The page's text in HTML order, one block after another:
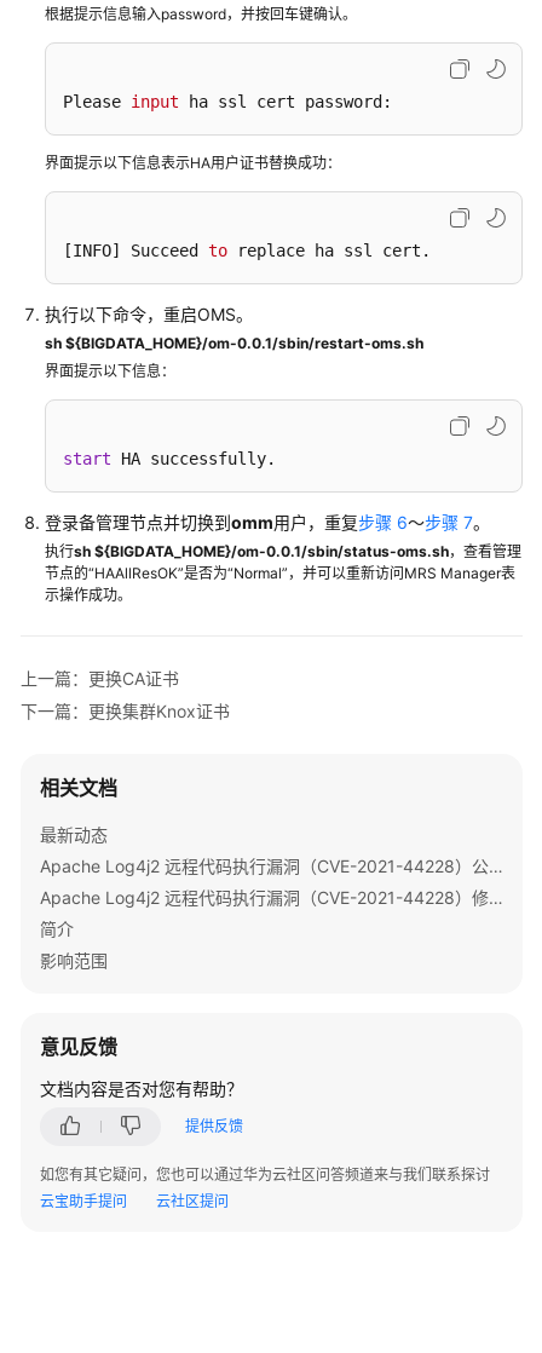
互
信
理
群
证
书
更
更
换
HA
更
换
MRS
加
修
MRS
集
根据提示信息输入password，并按回车键确认。
Please input ha ssl cert password:
界面提示以下信息表示HA用户证书替换成功：
[INFO] Succeed to replace ha ssl cert.
执行以下命令，重启OMS。
sh ${BIGDATA_HOME}/om-0.0.1/sbin/restart-oms.sh
界面提示以下信息：
start HA successfully.
登录备管理节点并切换到omm用户，重复步骤 6～步骤 7。
执行sh ${BIGDATA_HOME}/om-0.0.1/sbin/status-oms.sh，查看管理
节点的“HAAllResOK”是否为“Normal”，并可以重新访问MRS Manager表
示操作成功。
上一篇：更换CA证书
下一篇：更换集群Knox证书
相关文档
最新动态
Apache Log4j2 远程代码执行漏洞（CVE-2021-44228）公告
Apache Log4j2 远程代码执行漏洞（CVE-2021-44228）修复指导
简介
影响范围
意见反馈
文档内容是否对您有帮助？
提供反馈
如您有其它疑问，您也可以通过华为云社区问答频道来与我们联系探讨
云宝助手提问
云社区提问